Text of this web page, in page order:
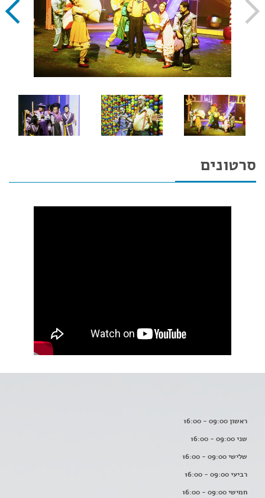
סרטונים
ראשון 09:00 - 16:00
שני 09:00 - 16:00
שלישי 09:00 - 16:00
רביעי 09:00 - 16:00
חמישי 09:00 - 16:00